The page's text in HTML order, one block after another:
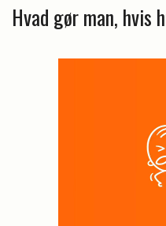
Hvad gør man, hvis